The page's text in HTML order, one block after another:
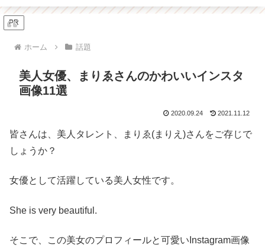
PR
ホーム 話題
美人女優、まりゑさんのかわいいインスタ
画像11選
2020.09.24 2021.11.12
皆さんは、美人タレント、まりゑ(まりえ)さんをご存じで
しょうか？
女優として活躍している美人女性です。
She is very beautiful.
そこで、この美女のプロフィールと可愛いInstagram画像